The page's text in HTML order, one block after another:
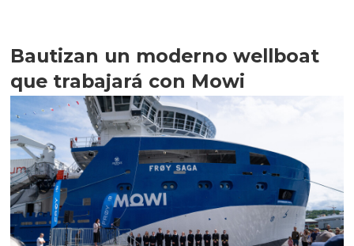
Bautizan un moderno wellboat
que trabajará con Mowi